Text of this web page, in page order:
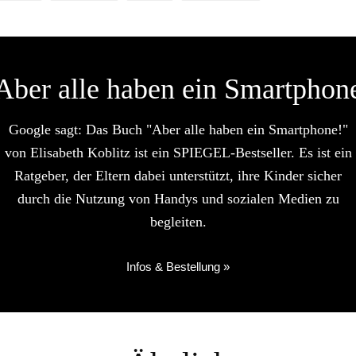
alle haben ein
Google sagt: Das Buch "Aber alle haben ein Smartphone!"
von Elisabeth Koblitz ist ein SPIEGEL-Bestseller. Es ist ein
Ratgeber, der Eltern dabei unterstützt, ihre Kinder sicher
durch die Nutzung von Handys und sozialen Medien zu
begleiten.
Infos & Bestellung »